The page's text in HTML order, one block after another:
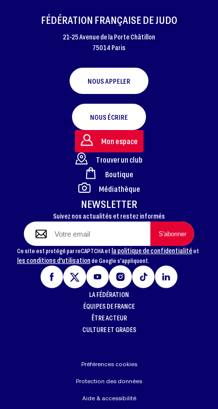
FOOTER
FÉDÉRATION FRANÇAISE DE JUDO
21-25 Avenue de la Porte Châtillon
75014 Paris
NOUS APPELER
NOUS ÉCRIRE
NEWSLETTER
Suivez nos actualités et restez informés
Ce site est protégé par reCAPTCHA et la politique de confidentialitéet
les conditions d'utilisationde Google s'appliquent.
Mon espace
Trouver un club
Boutique
Médiathèque
LA FÉDÉRATION
ÉQUIPES DE FRANCE
ÊTRE ACTEUR
CULTURE ET GRADES
Préférences cookies
Protection des données
Aide & accessibilité